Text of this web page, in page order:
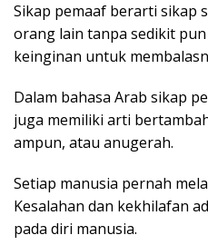
Sikap pemaaf berarti sikap
orang lain tanpa sedikit pun
keinginan untuk
Dalam bahasa Arab sikap
juga memiliki arti
ampun, atau anugerah.
Setiap manusia pernah
Kesalahan dan kekhilafan
pada diri manusia.